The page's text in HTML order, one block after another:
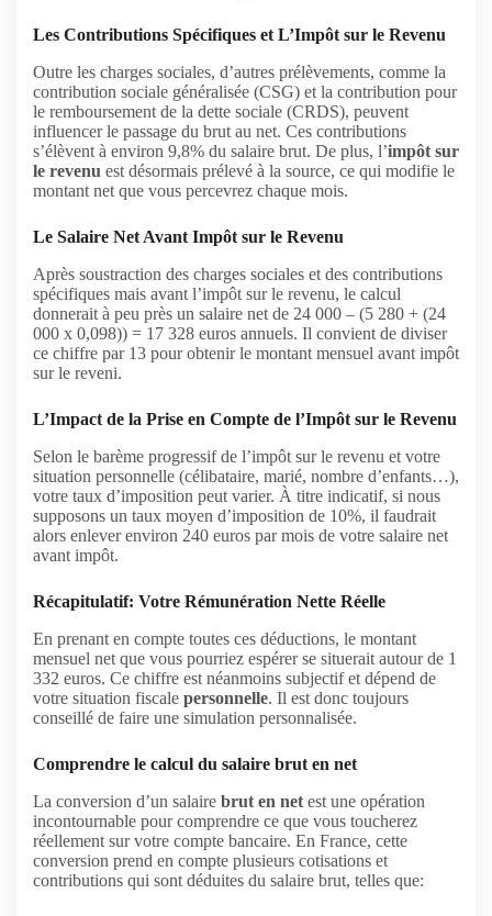
Les Contributions Spécifiques et L’Impôt sur le Revenu
Outre les charges sociales, d’autres prélèvements, comme la
contribution sociale généralisée (CSG) et la contribution pour
le remboursement de la dette sociale (CRDS), peuvent
influencer le passage du brut au net. Ces contributions
s’élèvent à environ 9,8% du salaire brut. De plus, l’impôt sur
le revenu est désormais prélevé à la source, ce qui modifie le
montant net que vous percevrez chaque mois.
Le Salaire Net Avant Impôt sur le Revenu
Après soustraction des charges sociales et des contributions
spécifiques mais avant l’impôt sur le revenu, le calcul
donnerait à peu près un salaire net de 24 000 – (5 280 + (24
000 x 0,098)) = 17 328 euros annuels. Il convient de diviser
ce chiffre par 13 pour obtenir le montant mensuel avant impôt
sur le reveni.
L’Impact de la Prise en Compte de l’Impôt sur le Revenu
Selon le barème progressif de l’impôt sur le revenu et votre
situation personnelle (célibataire, marié, nombre d’enfants…),
votre taux d’imposition peut varier. À titre indicatif, si nous
supposons un taux moyen d’imposition de 10%, il faudrait
alors enlever environ 240 euros par mois de votre salaire net
avant impôt.
Récapitulatif: Votre Rémunération Nette Réelle
En prenant en compte toutes ces déductions, le montant
mensuel net que vous pourriez espérer se situerait autour de 1
332 euros. Ce chiffre est néanmoins subjectif et dépend de
votre situation fiscale personnelle. Il est donc toujours
conseillé de faire une simulation personnalisée.
Comprendre le calcul du salaire brut en net
La conversion d’un salaire brut en net est une opération
incontournable pour comprendre ce que vous toucherez
réellement sur votre compte bancaire. En France, cette
conversion prend en compte plusieurs cotisations et
contributions qui sont déduites du salaire brut, telles que: